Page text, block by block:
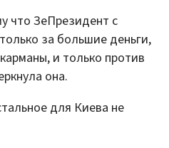
что ЗеПрезидент с
за большие деньги,
и только против
она.
для Киева не